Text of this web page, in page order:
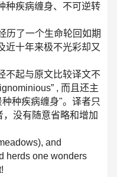
种疾病缠身、不可逆转
历了一个生命轮回如期
近十年来极不光彩却又
不起与原文比较译文不
, 而且还主
种疾病缠身"。译者只
没有随意省略和增加
and
herds one wonders